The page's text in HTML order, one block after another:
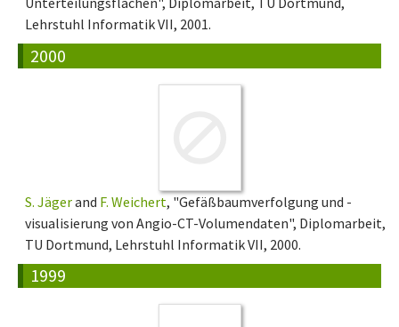
Lehrstuhl Informatik VII, 2001.
2000
S. Jägerand F. Weichert, "Gefäßbaumverfolgung und -
visualisierung von Angio-CT-Volumendaten", Diplomarbeit,
TU Dortmund, Lehrstuhl Informatik VII, 2000.
1999